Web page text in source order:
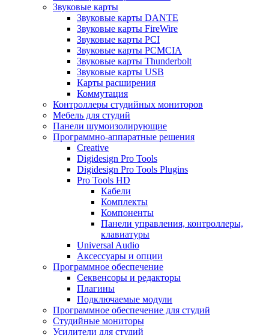
Звуковые карты
Звуковые карты DANTE
Звуковые карты FireWire
Звуковые карты PCI
Звуковые карты PCMCIA
Звуковые карты Thunderbolt
Звуковые карты USB
Карты расширения
Коммутация
Контроллеры студийных мониторов
Мебель для студий
Панели шумоизолирующие
Программно-аппаратные решения
Creative
Digidesign Pro Tools
Digidesign Pro Tools Plugins
Pro Tools HD
Кабели
Комплекты
Компоненты
Панели управления, контроллеры,
клавиатуры
Universal Audio
Аксессуары и опции
Программное обеспечение
Cеквенсоры и редакторы
Плагины
Подключаемые модули
Программное обеспечение для студий
Студийные мониторы
Усилители для студий